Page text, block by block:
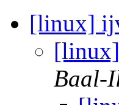
[linux]
Baal-